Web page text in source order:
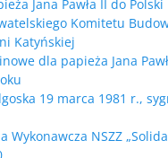
Jana Pawła II do Polski
Komitetu
Katyńskiej
dla papieża Jana
19 marca 1981 r.,
Wykonawcza NSZZ